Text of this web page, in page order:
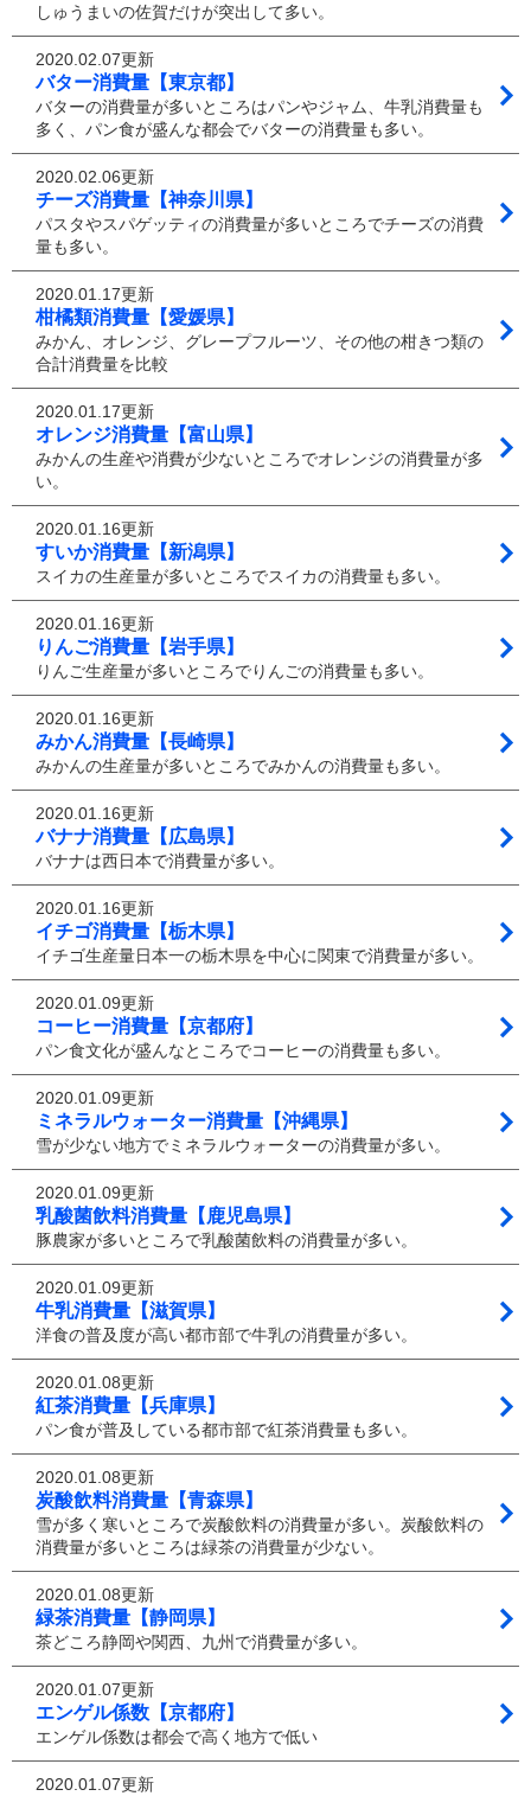
しゅうまいの佐賀だけが突出して多い。
2020.02.07更新
バター消費量【東京都】
バターの消費量が多いところはパンやジャム、牛乳消費量も
多く、パン食が盛んな都会でバターの消費量も多い。
2020.02.06更新
チーズ消費量【神奈川県】
パスタやスパゲッティの消費量が多いところでチーズの消費
量も多い。
2020.01.17更新
柑橘類消費量【愛媛県】
みかん、オレンジ、グレープフルーツ、その他の柑きつ類の
合計消費量を比較
2020.01.17更新
オレンジ消費量【富山県】
みかんの生産や消費が少ないところでオレンジの消費量が多
い。
2020.01.16更新
すいか消費量【新潟県】
スイカの生産量が多いところでスイカの消費量も多い。
2020.01.16更新
りんご消費量【岩手県】
りんご生産量が多いところでりんごの消費量も多い。
2020.01.16更新
みかん消費量【長崎県】
みかんの生産量が多いところでみかんの消費量も多い。
2020.01.16更新
バナナ消費量【広島県】
バナナは西日本で消費量が多い。
2020.01.16更新
イチゴ消費量【栃木県】
イチゴ生産量日本一の栃木県を中心に関東で消費量が多い。
2020.01.09更新
コーヒー消費量【京都府】
パン食文化が盛んなところでコーヒーの消費量も多い。
2020.01.09更新
ミネラルウォーター消費量【沖縄県】
雪が少ない地方でミネラルウォーターの消費量が多い。
2020.01.09更新
乳酸菌飲料消費量【鹿児島県】
豚農家が多いところで乳酸菌飲料の消費量が多い。
2020.01.09更新
牛乳消費量【滋賀県】
洋食の普及度が高い都市部で牛乳の消費量が多い。
2020.01.08更新
紅茶消費量【兵庫県】
パン食が普及している都市部で紅茶消費量も多い。
2020.01.08更新
炭酸飲料消費量【青森県】
雪が多く寒いところで炭酸飲料の消費量が多い。炭酸飲料の
消費量が多いところは緑茶の消費量が少ない。
2020.01.08更新
緑茶消費量【静岡県】
茶どころ静岡や関西、九州で消費量が多い。
2020.01.07更新
エンゲル係数【京都府】
エンゲル係数は都会で高く地方で低い
2020.01.07更新